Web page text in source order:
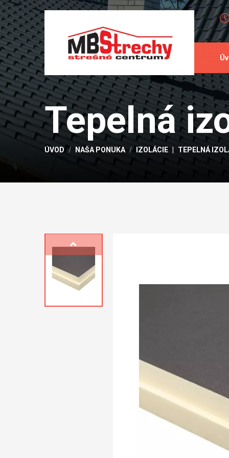
Tepelná
ÚVOD NAŠA PONUKA IZOLÁCIE TEPELNÁ